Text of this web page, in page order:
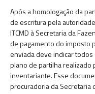
Após a homologação da
de escritura pela
ITCMD à Secretaria da
de pagamento do imposto
enviada deve indicar
plano de partilha realizado
inventariante. Esse
procuradoria da Secretaria